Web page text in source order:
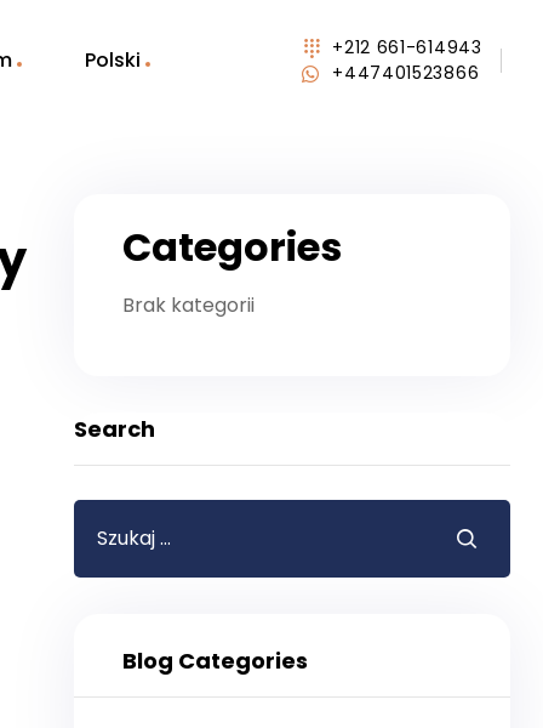
Polski
+212 661-614943
+447401523866
Categories
Brak kategorii
Search
Blog Categories